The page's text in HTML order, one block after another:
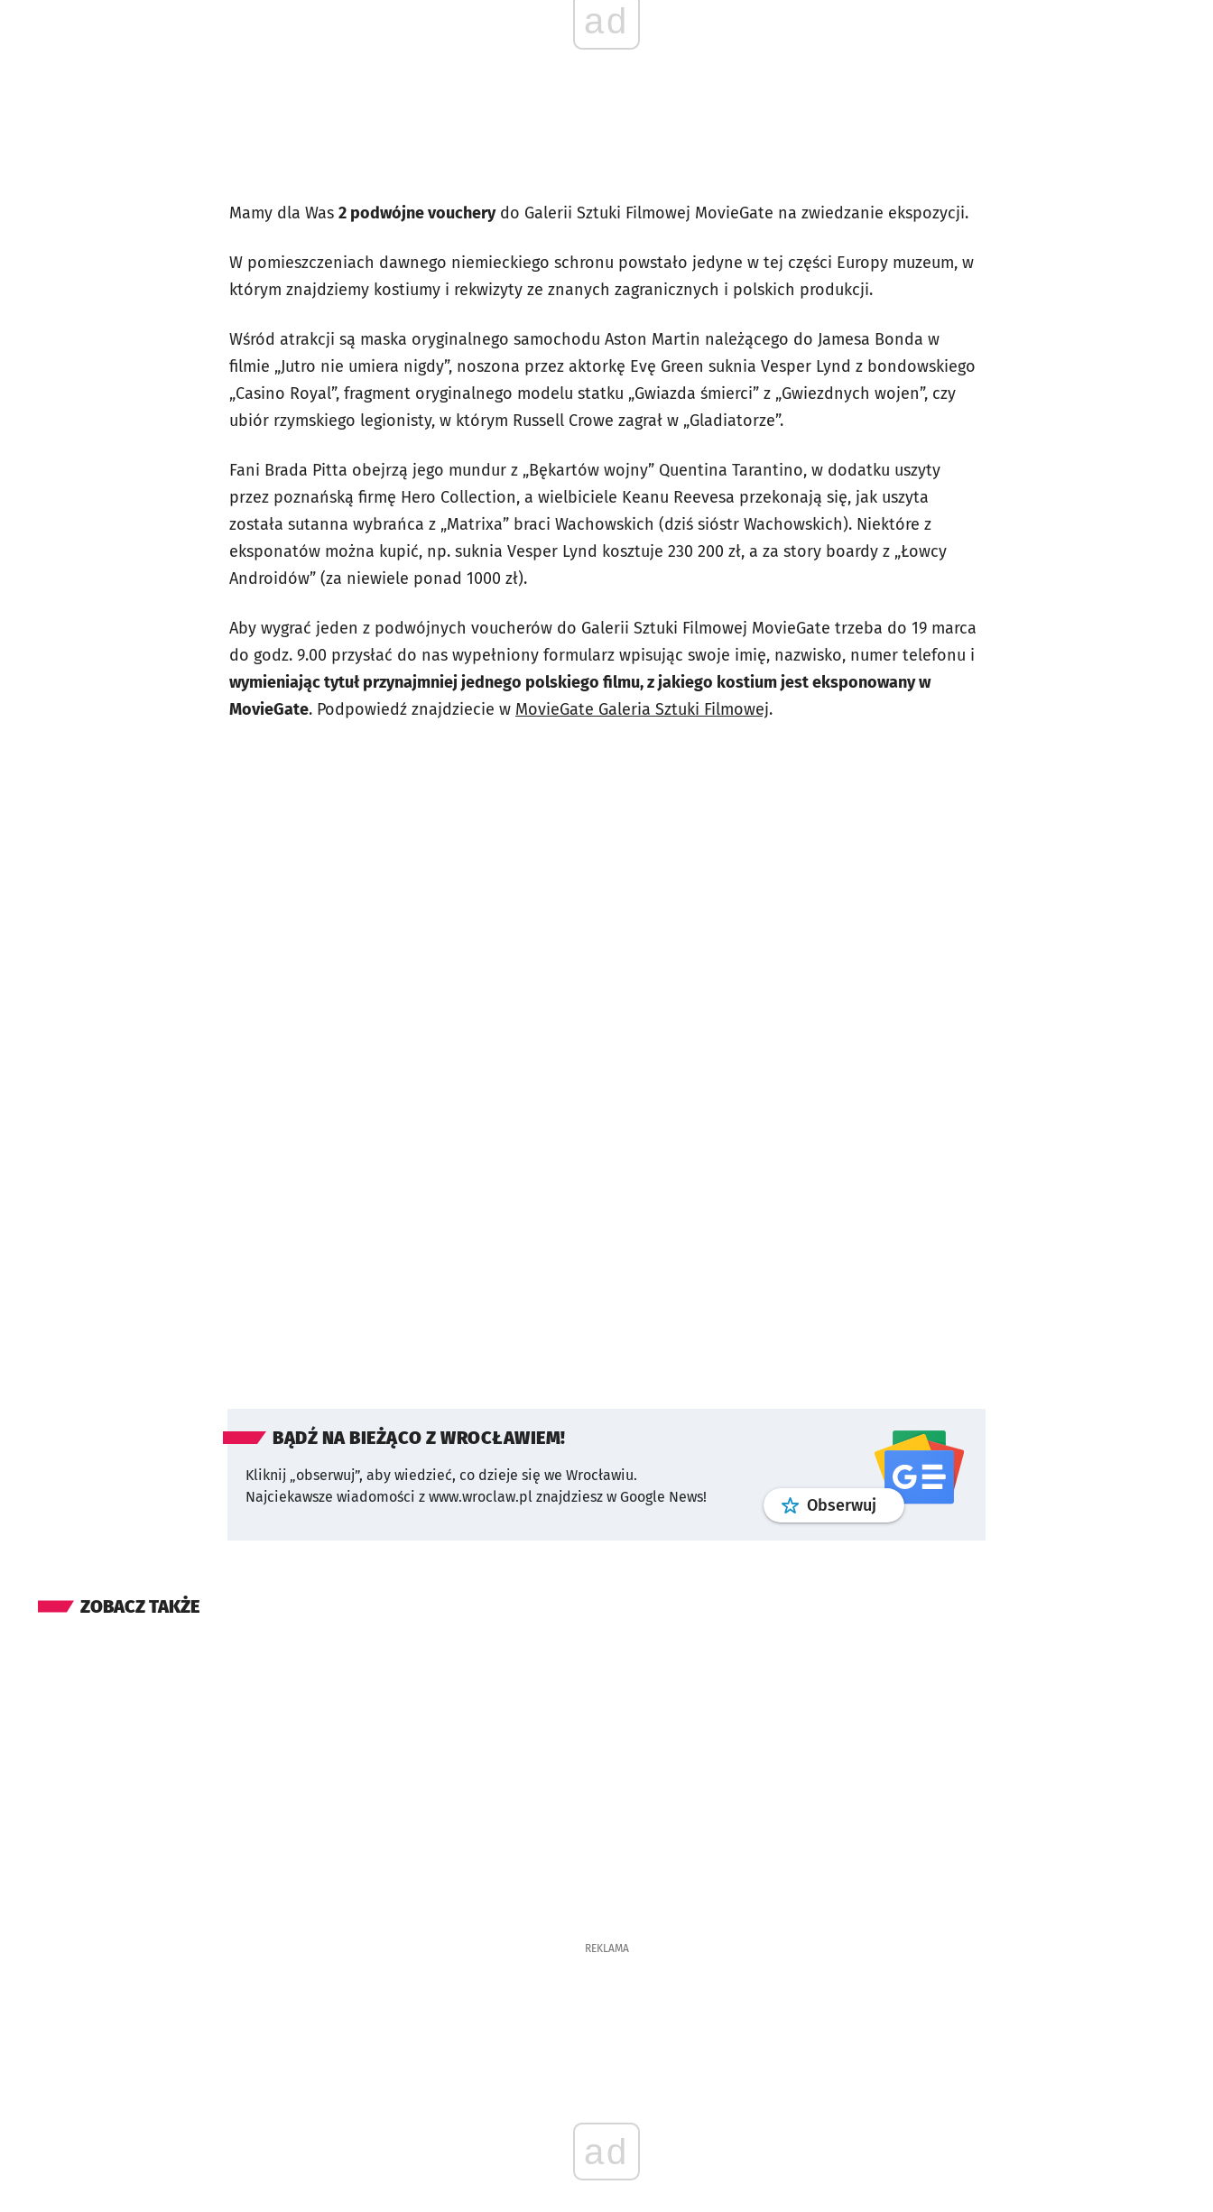
ad
Mamy dla Was 2 podwójne voucherydo Galerii Sztuki Filmowej MovieGate na zwiedzanie ekspozycji.
W pomieszczeniach dawnego niemieckiego schronu powstało jedyne w tej części Europy muzeum, w
którym znajdziemy kostiumy i rekwizyty ze znanych zagranicznych i polskich produkcji.
Wśród atrakcji są maska oryginalnego samochodu Aston Martin należącego do Jamesa Bonda w
filmie „Jutro nie umiera nigdy”, noszona przez aktorkę Evę Green suknia Vesper Lynd z bondowskiego
„Casino Royal”, fragment oryginalnego modelu statku „Gwiazda śmierci” z „Gwiezdnych wojen”, czy
ubiór rzymskiego legionisty, w którym Russell Crowe zagrał w „Gladiatorze”.
Fani Brada Pitta obejrzą jego mundur z „Bękartów wojny” Quentina Tarantino, w dodatku uszyty
przez poznańską firmę Hero Collection, a wielbiciele Keanu Reevesa przekonają się, jak uszyta
została sutanna wybrańca z „Matrixa” braci Wachowskich (dziś sióstr Wachowskich). Niektóre z
eksponatów można kupić, np. suknia Vesper Lynd kosztuje 230 200 zł, a za story boardy z „Łowcy
Androidów” (za niewiele ponad 1000 zł).
Aby wygrać jeden z podwójnych voucherów do Galerii Sztuki Filmowej MovieGate trzeba do 19 marca
do godz. 9.00 przysłać do nas wypełniony formularz wpisując swoje imię, nazwisko, numer telefonu i
wymieniając tytuł przynajmniej jednego polskiego filmu, z jakiego kostium jest eksponowany w
MovieGate. Podpowiedź znajdziecie w MovieGate Galeria Sztuki Filmowej.
BĄDŹ NA BIEŻĄCO Z WROCŁAWIEM!
Kliknij „obserwuj”, aby wiedzieć, co dzieje się we Wrocławiu.
Najciekawsze wiadomości z www.wroclaw.pl znajdziesz w Google News!
Obserwuj profilgoogle news
ZOBACZ TAKŻE
REKLAMA
ad